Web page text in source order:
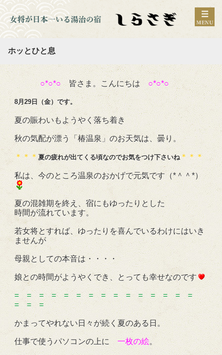
ホッとひと息
○*○*○ 皆さま。こんにちは ○*○*○
8月29日（金）です。
夏の賑わいもようやく落ち着き
秋の気配が漂う「椿温泉」のお天気は、曇り。
＊＊＊ 夏の疲れが出てくる頃なのでお気をつけ下さいね ＊＊＊
私は、今のところ温泉のおかげで元気です（*＾＾*）
夏の混雑期を終え、宿にもゆったりとした
時間が流れています。
若女将とすれば、ゆったりを喜んでいるわけにはいき
ませんが
母親としての本音は・・・・
娘との時間がようやくでき、とっても幸せなのです
= = = = = = = = = = = = = = =
= = =
かまってやれない日々が続く夏のある日。
仕事で使うパソコンの上に 一枚の絵。